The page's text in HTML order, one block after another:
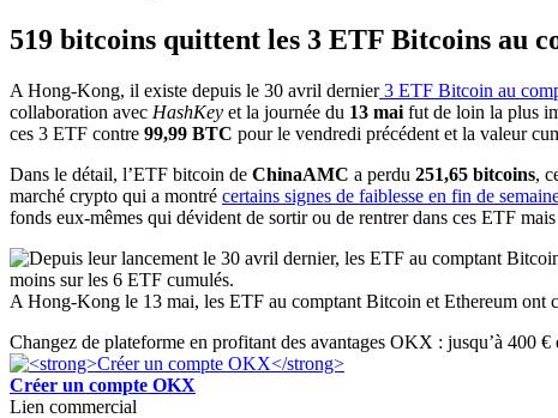
519 bitcoins quittent les 3 ETF Bitcoins au
A Hong-Kong, il existe depuis le 30 avril dernier3 ETF Bitcoin au
collaboration avec HashKey et la journée du 13 mai fut de loin la plus
ces 3 ETF contre 99,99 BTC pour le vendredi précédent et la valeur
Dans le détail, l’ETF bitcoin de ChinaAMC a perdu 251,65 bitcoins,
marché crypto qui a montré certains signes de faiblesse en fin de
fonds eux-mêmes qui dévident de sortir ou de rentrer dans ces ETF
A Hong-Kong le 13 mai, les ETF au comptant Bitcoin et Ethereum ont
Changez de plateforme en profitant des avantages OKX : jusqu’à 400
Créer un compte OKX
Lien commercial